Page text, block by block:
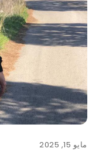
مايو 15, 2025